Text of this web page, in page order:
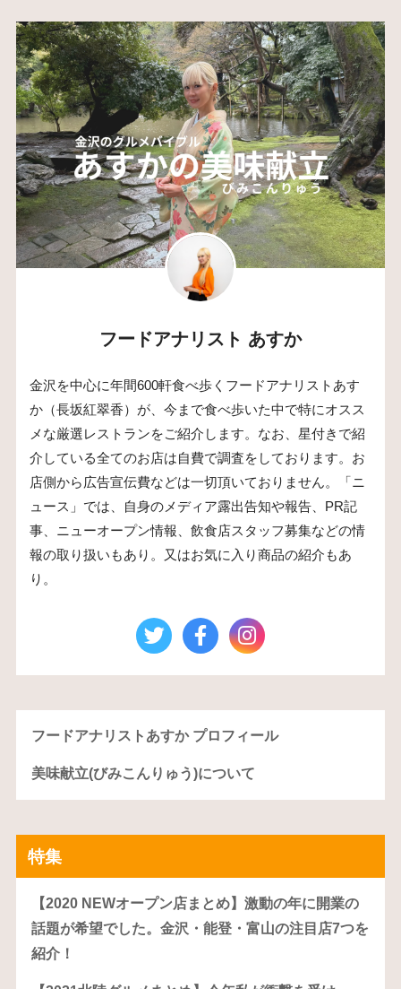
フードアナリスト あすか
金沢を中心に年間600軒食べ歩くフードアナリストあす
か（長坂紅翠香）が、今まで食べ歩いた中で特にオスス
メな厳選レストランをご紹介します。なお、星付きで紹
介している全てのお店は自費で調査をしております。お
店側から広告宣伝費などは一切頂いておりません。「ニ
ュース」では、自身のメディア露出告知や報告、PR記
事、ニューオープン情報、飲食店スタッフ募集などの情
報の取り扱いもあり。又はお気に入り商品の紹介もあ
り。
フードアナリストあすか プロフィール
美味献立(びみこんりゅう)について
特集
【2020 NEWオープン店まとめ】激動の年に開業の
話題が希望でした。金沢・能登・富山の注目店7つを
紹介！